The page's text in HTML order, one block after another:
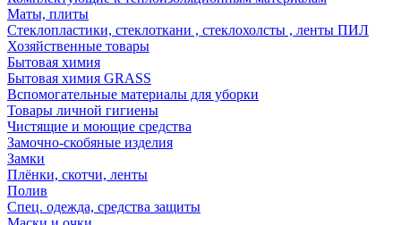
Маты, плиты
Стеклопластики, стеклоткани , стеклохолсты , ленты ПИЛ
Хозяйственные товары
Бытовая химия
Бытовая химия GRASS
Вспомогательные материалы для уборки
Товары личной гигиены
Чистящие и моющие средства
Замочно-скобяные изделия
Замки
Плёнки, скотчи, ленты
Полив
Спец. одежда, средства защиты